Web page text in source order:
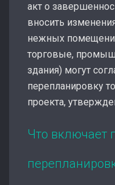
акт о
вносить
нежных
торговые,
здания) могут
перепланировку
проекта,
Что включает